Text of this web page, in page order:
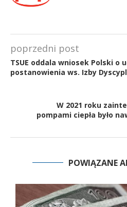
poprzedni post
TSUE oddala wniosek Polski o
postanowienia ws. Izby
W 2021 roku
pompami ciepła było
POWIĄZANE